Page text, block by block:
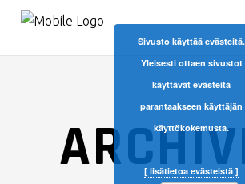
Sivusto käyttää evästeitä.
Yleisesti ottaen sivustot
käyttävät evästeitä
parantaakseen käyttäjän
käyttökokemusta.
[ lisätietoa evästeistä ]